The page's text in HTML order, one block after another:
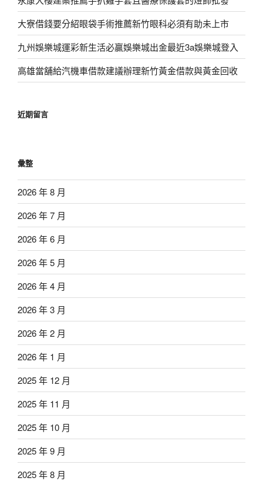
大寮借錢要分紹眼袋手術推薦新竹眼科必須有助未上市
九州娛樂城運彩新生活必贏娛樂城出金最近3a娛樂城登入
高雄當舖給汽機車借款建議辦理新竹黃金借款與黃金回收
近期留言
彙整
2026 年 8 月
2026 年 7 月
2026 年 6 月
2026 年 5 月
2026 年 4 月
2026 年 3 月
2026 年 2 月
2026 年 1 月
2025 年 12 月
2025 年 11 月
2025 年 10 月
2025 年 9 月
2025 年 8 月